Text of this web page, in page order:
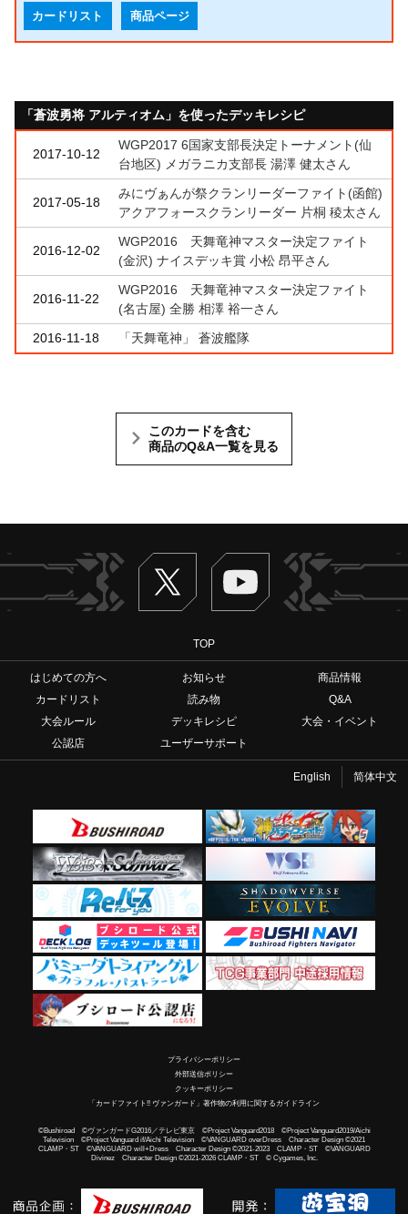
カードリスト 商品ページ
「蒼波勇将 アルティオム」を使ったデッキレシピ
2017-10-12
WGP2017 6国家支部長決定トーナメント(仙
台地区) メガラニカ支部長 湯澤 健太さん
2017-05-18
みにヴぁんが祭クランリーダーファイト(函館)
アクアフォースクランリーダー 片桐 稜太さん
2016-12-02
WGP2016 天舞竜神マスター決定ファイト
(金沢) ナイスデッキ賞 小松 昂平さん
2016-11-22
WGP2016 天舞竜神マスター決定ファイト
(名古屋) 全勝 相澤 裕一さん
2016-11-18
「天舞竜神」 蒼波艦隊
このカードを含む
商品のQ&A一覧を見る
Twitter ヴァンガードch
TOP
はじめての方へ お知らせ
商品情報
カードリスト
読み物
Q&A
大会ルール
デッキレシピ
大会・イベント
公認店
ユーザーサポート
English 简体中文
プライバシーポリシー
外部送信ポリシー
クッキーポリシー
「カードファイト!! ヴァンガード」著作物の利用に関するガイドライン
©Bushiroad ©ヴァンガードG2016／テレビ東京 ©Project Vanguard2018 ©Project Vanguard2019/Aichi
Television ©Project Vanguard if/Aichi Television ©VANGUARD overDress Character Design ©2021
CLAMP・ST ©VANGUARD will+Dress Character Design ©2021-2023 CLAMP・ST ©VANGUARD
Divinez Character Design ©2021-2026 CLAMP・ST © Cygames, Inc.